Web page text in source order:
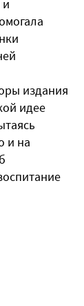
издания
идее
и на